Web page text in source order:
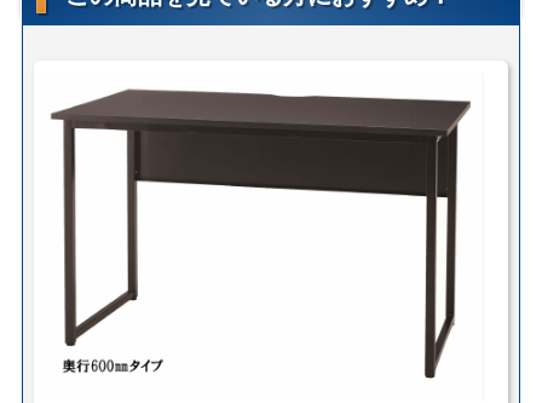
■引出し付き
■メモリ機能
■配線ホール
東京都内 5,500円から
＊ご住所・搬入条件で異なります
＊お客様のご要望に応じたお渡し方法で送料算出致しま